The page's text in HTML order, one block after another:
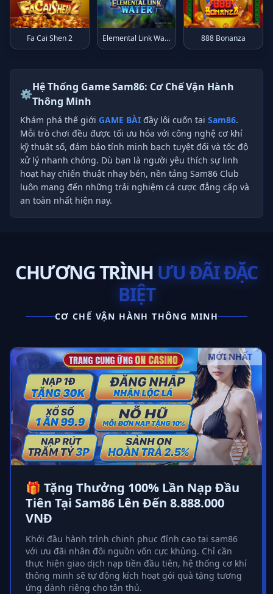
Fa Cai Shen 2 Elemental Link Water 888 Bonanza
⚙️
Hệ Thống Game Sam86: Cơ Chế Vận Hành
Thông Minh
Khám phá thế giới GAME BÀI đầy lôi cuốn tại Sam86.
Mỗi trò chơi đều được tối ưu hóa với công nghệ cơ khí
kỹ thuật số, đảm bảo tính minh bạch tuyệt đối và tốc độ
xử lý nhanh chóng. Dù bạn là người yêu thích sự linh
hoạt hay chiến thuật nhạy bén, nền tảng Sam86 Club
luôn mang đến những trải nghiệm cá cược đẳng cấp và
an toàn nhất hiện nay.
CHƯƠNG TRÌNH ƯU ĐÃI ĐẶC
BIỆT
CƠ CHẾ VẬN HÀNH THÔNG MINH
MỚI NHẤT
🎁 Tặng Thưởng 100% Lần Nạp Đầu
Tiên Tại Sam86 Lên Đến 8.888.000
VNĐ
Khởi đầu hành trình chinh phục đỉnh cao tại sam86
với ưu đãi nhân đôi nguồn vốn cực khủng. Chỉ cần
thực hiện giao dịch nạp tiền đầu tiên, hệ thống cơ khí
thông minh sẽ tự động kích hoạt gói quà tặng tương
ứng dành riêng cho tân thủ.